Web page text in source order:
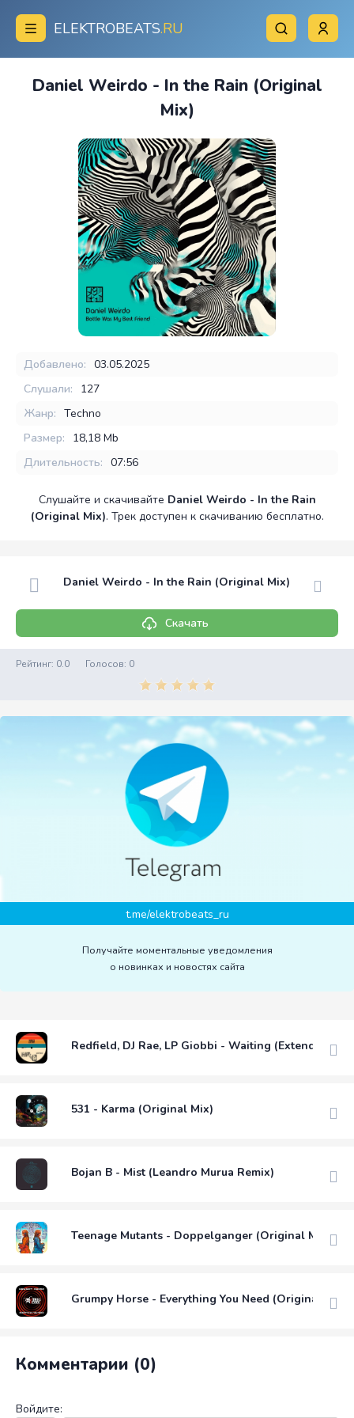
ELEKTROBEATS.RU
Daniel Weirdo - In the Rain (Original
Mix)
Добавлено: 03.05.2025
Слушали:
127
Жанр: Techno
Размер:
18,18 Mb
Длительность: 07:56
Слушайте и скачивайте Daniel Weirdo - In the Rain
(Original Mix). Трек доступен к скачиванию бесплатно.
Daniel Weirdo - In the Rain (Original Mix)
Скачать
Рейтинг: 0.0 Голосов: 0
t.me/elektrobeats_ru
Получайте моментальные уведомления
о новинках и новостях сайта
Redfield, DJ Rae, LP Giobbi - Waiting (Extended)
531 - Karma (Original Mix)
Bojan B - Mist (Leandro Murua Remix)
Teenage Mutants - Doppelganger (Original Mix)
Grumpy Horse - Everything You Need (Original Mix)
Комментарии (0)
Войдите: